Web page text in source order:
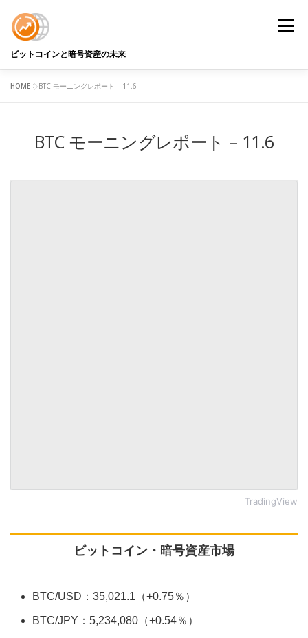
ツ
ビットコインと暗号資産の未来
メニュ
HOME >BTC モーニングレポート – 11.6
BTC モーニングレポート – 11.6
TradingView
ビットコイン・暗号資産市場
BTC/USD：35,021.1（+0.75％）
BTC/JPY：5,234,080（+0.54％）